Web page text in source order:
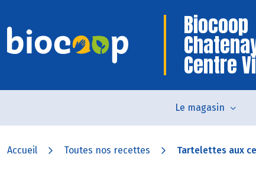
Biocoop
Centre
Le magasin
Accueil Toutes nos recettes Tartelettes aux